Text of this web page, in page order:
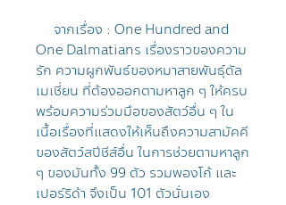
จากเรื่อง : One Hundred and
One Dalmatians เรื่องราวของความ
รัก ความผูกพันธ์ของหมาสายพันธุ์ดัล
เมเชี่ยน ที่ต้องออกตามหาลูก ๆ ให้ครบ
พร้อมความร่วมมือของสัตว์อื่น ๆ ใน
เนื้อเรื่องที่แสดงให้เห็นถึงความสามัคคี
ของสัตว์สปีชีส์อื่น ในการช่วยตามหาลูก
ๆ ของมันทั้ง 99 ตัว รวมพองโก้ และ
เปอร์ริด้า จึงเป็น 101 ตัวนั่นเอง